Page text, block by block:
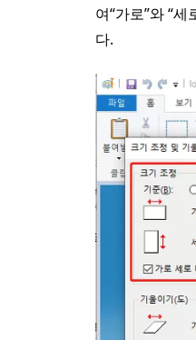
여“가로”와 “
다.